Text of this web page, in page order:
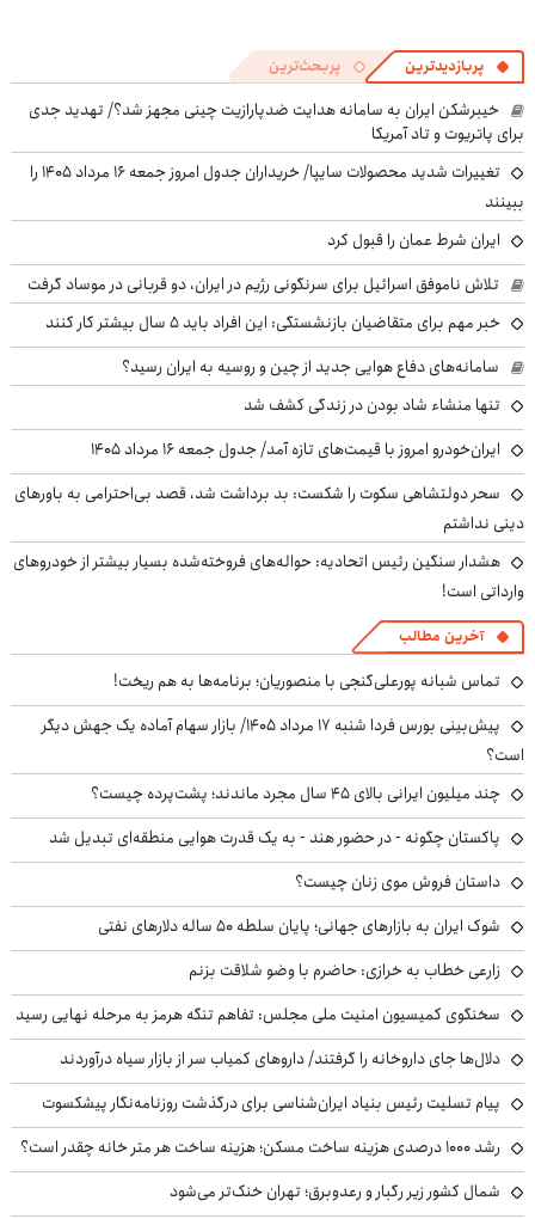
پربازدیدترین پربحث‌ترین
خیبرشکن ایران به سامانه هدایت ضدپارازیت چینی مجهز شد؟/ تهدید جدی
برای پاتریوت و تاد آمریکا
تغییرات شدید محصولات سایپا/ خریداران جدول امروز جمعه ۱۶ مرداد ۱۴۰۵ را
ببینند
ایران شرط عمان را قبول کرد
تلاش ناموفق اسرائیل برای سرنگونی رژیم در ایران، دو قربانی در موساد گرفت
خبر مهم برای متقاضیان بازنشستگی: این افراد باید ۵ سال بیشتر کار کنند
سامانه‌های دفاع هوایی جدید از چین و روسیه به ایران رسید؟
تنها منشاء شاد بودن در زندگی کشف شد
ایران‌خودرو امروز با قیمت‌های تازه آمد/ جدول جمعه ۱۶ مرداد ۱۴۰۵
سحر دولتشاهی سکوت را شکست: بد برداشت شد، قصد بی‌احترامی به باورهای
دینی نداشتم
هشدار سنگین رئیس اتحادیه: حواله‌های فروخته‌شده بسیار بیشتر از خودروهای
وارداتی است!
آخرین مطالب
تماس شبانه پورعلی‌گنجی با منصوریان؛ برنامه‌ها به هم ریخت!
پیش‌بینی بورس فردا شنبه ۱۷ مرداد ۱۴۰۵/ بازار سهام آماده یک جهش دیگر
است؟
چند میلیون ایرانی بالای ۴۵ سال مجرد ماندند؛ پشت‌پرده چیست؟
پاکستان چگونه - در حضور هند - به یک قدرت هوایی منطقه‌ای تبدیل شد
داستان فروش موی زنان چیست؟
شوک ایران به بازارهای جهانی؛ پایان سلطه ۵۰ ساله دلارهای نفتی
زارعی خطاب به خرازی: حاضرم با وضو شلاقت بزنم
سخنگوی کمیسیون امنیت ملی مجلس: تفاهم تنگه هرمز به مرحله نهایی رسید
دلال‌ها جای داروخانه را گرفتند/ داروهای کمیاب سر از بازار سیاه درآوردند
پیام تسلیت رئیس بنیاد ایران‌شناسی برای درگذشت روزنامه‌نگار پیشکسوت
رشد ۱۰۰۰ درصدی هزینه ساخت مسکن؛ هزینه ساخت هر متر خانه چقدر است؟
شمال کشور زیر رگبار و رعدوبرق؛ تهران خنک‌تر می‌شود